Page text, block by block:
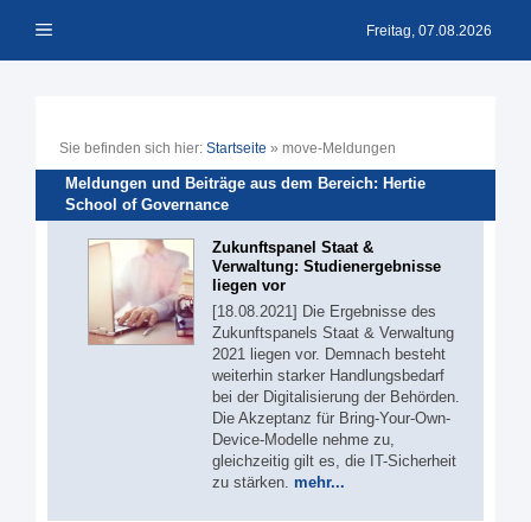
Inhalt Menü Freitag, 07.08.2026
Sie befinden sich hier: Startseite » move-Meldungen
Meldungen und Beiträge aus dem Bereich: Hertie
School of Governance
Zukunftspanel Staat &
Verwaltung: Studienergebnisse
liegen vor
[18.08.2021] Die Ergebnisse des
Zukunftspanels Staat & Verwaltung
2021 liegen vor. Demnach besteht
weiterhin starker Handlungsbedarf
bei der Digitalisierung der Behörden.
Die Akzeptanz für Bring-Your-Own-
Device-Modelle nehme zu,
gleichzeitig gilt es, die IT-Sicherheit
zu stärken. mehr...